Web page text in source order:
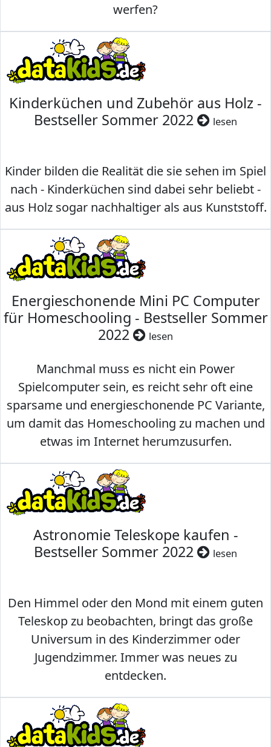
werfen?
Kinderküchen und Zubehör aus Holz -
Bestseller Sommer 2022
lesen
Kinder bilden die Realität die sie sehen im Spiel
nach - Kinderküchen sind dabei sehr beliebt -
aus Holz sogar nachhaltiger als aus Kunststoff.
Energieschonende Mini PC Computer
für Homeschooling - Bestseller Sommer
2022
lesen
Manchmal muss es nicht ein Power
Spielcomputer sein, es reicht sehr oft eine
sparsame und energieschonende PC Variante,
um damit das Homeschooling zu machen und
etwas im Internet herumzusurfen.
Astronomie Teleskope kaufen -
Bestseller Sommer 2022
lesen
Den Himmel oder den Mond mit einem guten
Teleskop zu beobachten, bringt das große
Universum in des Kinderzimmer oder
Jugendzimmer. Immer was neues zu
entdecken.